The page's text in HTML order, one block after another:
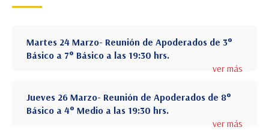
Martes 24 Marzo- Reunión de Apoderados de 3°
Básico a 7° Básico a las 19:30 hrs.
ver más
Jueves 26 Marzo- Reunión de Apoderados de 8°
Básico a 4° Medio a las 19:30 hrs.
ver más